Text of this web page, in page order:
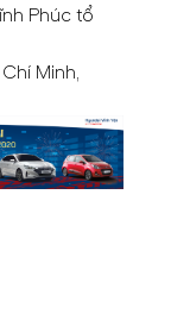
Phúc tổ
Minh,